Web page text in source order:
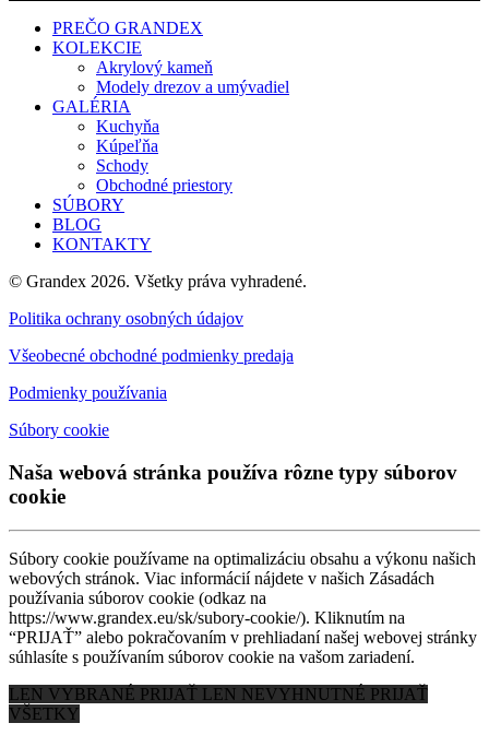
PREČO GRANDEX
KOLEKCIE
Akrylový kameň
Modely drezov a umývadiel
GALÉRIA
Kuchyňa
Kúpeľňa
Schody
Obchodné priestory
SÚBORY
BLOG
KONTAKTY
© Grandex 2026. Všetky práva vyhradené.
Politika ochrany osobných údajov
Všeobecné obchodné podmienky predaja
Podmienky používania
Súbory cookie
Naša webová stránka používa rôzne typy súborov
cookie
Súbory cookie používame na optimalizáciu obsahu a výkonu našich
webových stránok. Viac informácií nájdete v našich Zásadách
používania súborov cookie (odkaz na
https://www.grandex.eu/sk/subory-cookie/). Kliknutím na
“PRIJAŤ” alebo pokračovaním v prehliadaní našej webovej stránky
súhlasíte s používaním súborov cookie na vašom zariadení.
LEN VYBRANÉ PRIJAŤ LEN NEVYHNUTNÉ PRIJAŤ
VŠETKY